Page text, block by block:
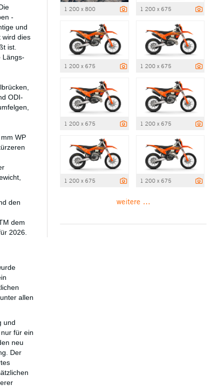
-
und
wird dies
ist.
Längs-
ODI-
WP
den
dem
2026.
allen
und
für ein
neu
Der
1 200 x 800 1 200 x 675
1 200 x 675 1 200 x 675
1 200 x 675 1 200 x 675
1 200 x 675 1 200 x 675
weitere ...